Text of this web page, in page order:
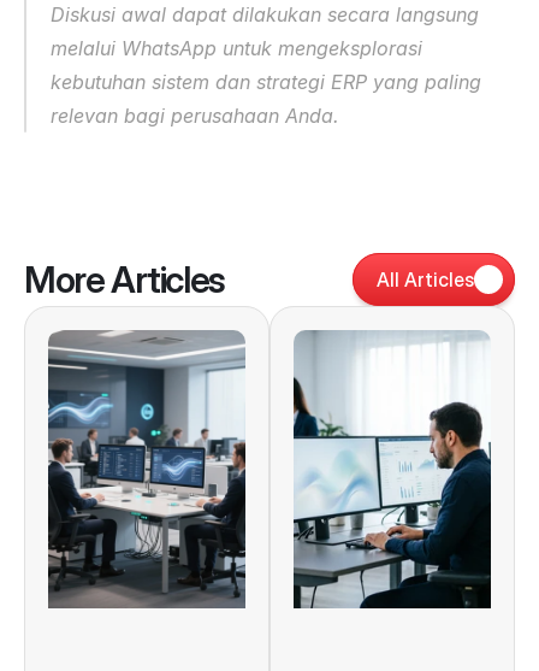
Diskusi awal dapat dilakukan secara langsung
melalui WhatsApp untuk mengeksplorasi
kebutuhan sistem dan strategi ERP yang paling
relevan bagi perusahaan Anda.
More Articles All Articles